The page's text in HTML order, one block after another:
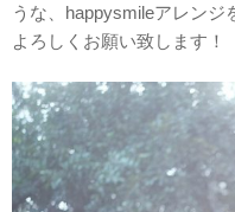
うな、happysmileアレン
よろしくお願い致します！